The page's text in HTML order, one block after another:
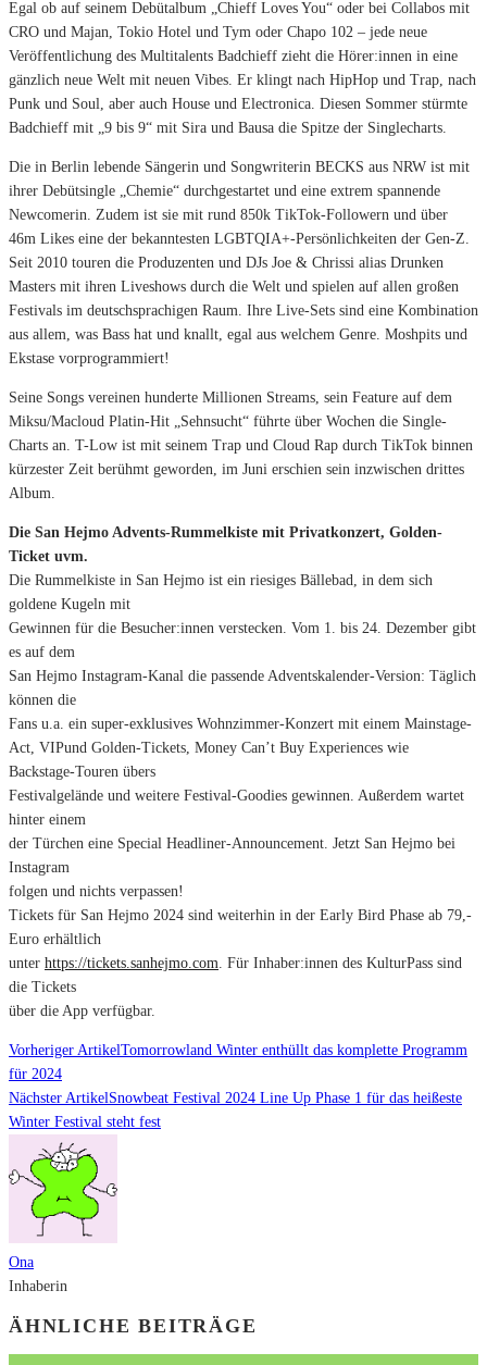
Egal ob auf seinem Debütalbum „Chieff Loves You“ oder bei Collabos mit
CRO und Majan, Tokio Hotel und Tym oder Chapo 102 – jede neue
Veröffentlichung des Multitalents Badchieff zieht die Hörer:innen in eine
gänzlich neue Welt mit neuen Vibes. Er klingt nach HipHop und Trap, nach
Punk und Soul, aber auch House und Electronica. Diesen Sommer stürmte
Badchieff mit „9 bis 9“ mit Sira und Bausa die Spitze der Singlecharts.
Die in Berlin lebende Sängerin und Songwriterin BECKS aus NRW ist mit
ihrer Debütsingle „Chemie“ durchgestartet und eine extrem spannende
Newcomerin. Zudem ist sie mit rund 850k TikTok-Followern und über
46m Likes eine der bekanntesten LGBTQIA+-Persönlichkeiten der Gen-Z.
Seit 2010 touren die Produzenten und DJs Joe & Chrissi alias Drunken
Masters mit ihren Liveshows durch die Welt und spielen auf allen großen
Festivals im deutschsprachigen Raum. Ihre Live-Sets sind eine Kombination
aus allem, was Bass hat und knallt, egal aus welchem Genre. Moshpits und
Ekstase vorprogrammiert!
Seine Songs vereinen hunderte Millionen Streams, sein Feature auf dem
Miksu/Macloud Platin-Hit „Sehnsucht“ führte über Wochen die Single-
Charts an. T-Low ist mit seinem Trap und Cloud Rap durch TikTok binnen
kürzester Zeit berühmt geworden, im Juni erschien sein inzwischen drittes
Album.
Die San Hejmo Advents-Rummelkiste mit Privatkonzert, Golden-
Ticket uvm.
Die Rummelkiste in San Hejmo ist ein riesiges Bällebad, in dem sich
goldene Kugeln mit
Gewinnen für die Besucher:innen verstecken. Vom 1. bis 24. Dezember gibt
es auf dem
San Hejmo Instagram-Kanal die passende Adventskalender-Version: Täglich
können die
Fans u.a. ein super-exklusives Wohnzimmer-Konzert mit einem Mainstage-
Act, VIPund Golden-Tickets, Money Can’t Buy Experiences wie
Backstage-Touren übers
Festivalgelände und weitere Festival-Goodies gewinnen. Außerdem wartet
hinter einem
der Türchen eine Special Headliner-Announcement. Jetzt San Hejmo bei
Instagram
folgen und nichts verpassen!
Tickets für San Hejmo 2024 sind weiterhin in der Early Bird Phase ab 79,-
Euro erhältlich
unter https://tickets.sanhejmo.com. Für Inhaber:innen des KulturPass sind
die Tickets
über die App verfügbar.
Vorheriger ArtikelTomorrowland Winter enthüllt das komplette Programm
für 2024
Nächster ArtikelSnowbeat Festival 2024 Line Up Phase 1 für das heißeste
Winter Festival steht fest
Ona
Inhaberin
ÄHNLICHE BEITRÄGE